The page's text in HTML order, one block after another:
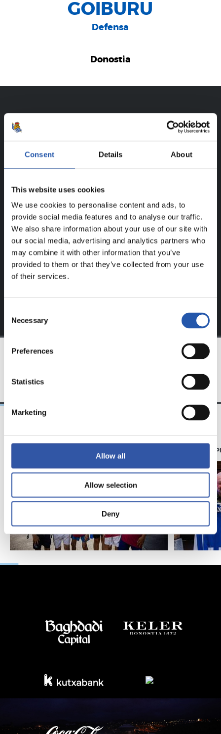
Consent Details About
This website uses cookies
We use cookies to personalise content and ads, to
provide social media features and to analyse our traffic.
We also share information about your use of our site with
our social media, advertising and analytics partners who
may combine it with other information that you’ve
provided to them or that they’ve collected from your use
of their services.
Selection
Necessary
Preferences
Statistics
Marketing
Allow all
Allow selection
Deny
GOIBURU
Defensa
Donostia
UNIQUEMENT POUR LES
UTILISATEURS ENREGISTRÉS !
Ce contenu est réservé aux utilisateurs enregistrés sur
notre site web.
S'inscrire en cliquant sur l'Identifiantet profitez du
contenu exclusif pour vous.
GALERIE DE